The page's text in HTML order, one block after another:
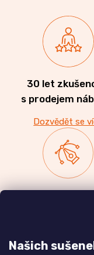
Našich
30 let
s prodejem
Dozvědět se
Dozvědět se